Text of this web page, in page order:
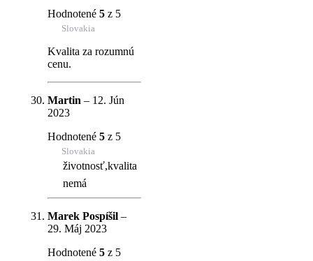
Hodnotené 5 z 5
Slovakia
Kvalita za rozumnú
cenu.
Martin – 12. Jún
2023
Hodnotené 5 z 5
Slovakia
životnosť,kvalita
nemá
Marek Pospíšil –
29. Máj 2023
Hodnotené 5 z 5